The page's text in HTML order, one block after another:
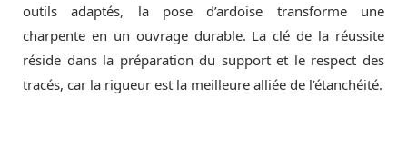
outils adaptés, la pose d’ardoise transforme une
charpente en un ouvrage durable. La clé de la réussite
réside dans la préparation du support et le respect des
tracés, car la rigueur est la meilleure alliée de l’étanchéité.